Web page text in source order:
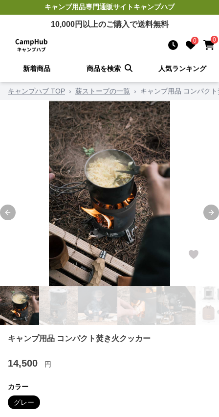
キャンプ用品専門通販サイトキャンプハブ
10,000円以上のご購入で送料無料
0 0
新着商品 商品を検索 人気ランキング
キャンプハブ TOP › 薪ストーブの一覧 › キャンプ用品 コンパク
Previous slide
キャンプ用品 コンパクト焚き火クッカー
14,500 円
カラー
グレー